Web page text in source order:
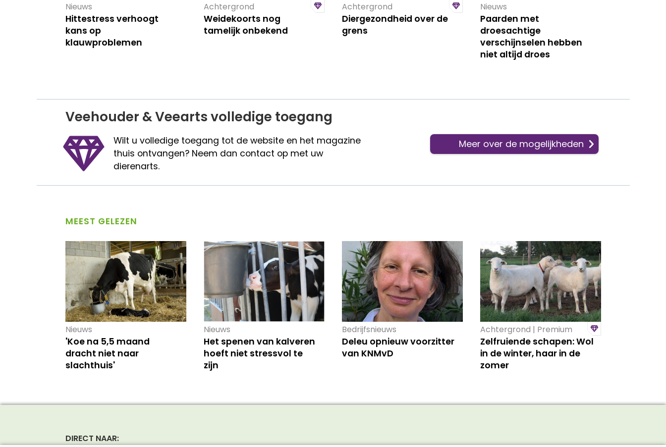
Nieuws
Hittestress verhoogt
kans op
klauwproblemen
Achtergrond
Weidekoorts nog
tamelijk onbekend
Achtergrond
Diergezondheid over de
grens
Nieuws
Paarden met
droesachtige
verschijnselen hebben
niet altijd droes
Veehouder & Veearts volledige toegang
Wilt u volledige toegang tot de website en het magazine
thuis ontvangen? Neem dan contact op met uw
dierenarts.
Meer over de mogelijkheden
MEEST GELEZEN
Nieuws
'Koe na 5,5 maand
dracht niet naar
slachthuis'
Nieuws
Het spenen van kalveren
hoeft niet stressvol te
zijn
Bedrijfsnieuws
Deleu opnieuw voorzitter
van KNMvD
Achtergrond | Premium
Zelfruiende schapen: Wol
in de winter, haar in de
zomer
DIRECT NAAR: